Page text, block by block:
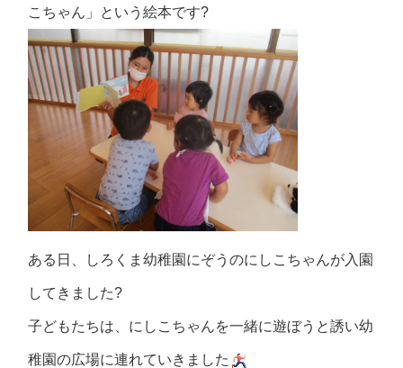
こちゃん」という絵本です?
ある日、しろくま幼稚園にぞうのにしこちゃんが入園
してきました?
子どもたちは、にしこちゃんを一緒に遊ぼうと誘い幼
稚園の広場に連れていきました